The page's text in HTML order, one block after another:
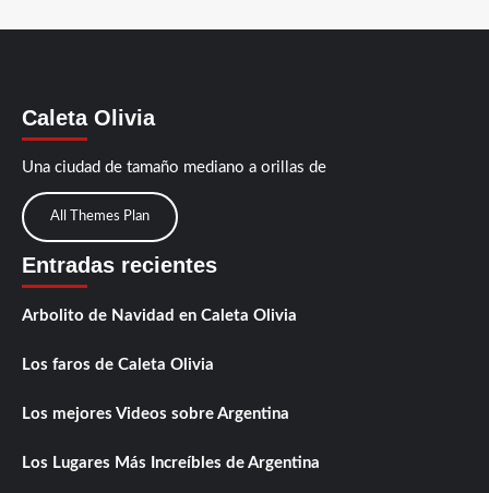
Caleta Olivia
Una ciudad de tamaño mediano a orillas de
All Themes Plan
Entradas recientes
Arbolito de Navidad en Caleta Olivia
Los faros de Caleta Olivia
Los mejores Videos sobre Argentina
Los Lugares Más Increíbles de Argentina